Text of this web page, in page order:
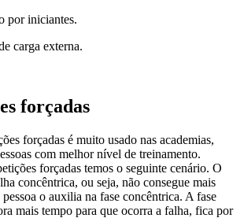
por iniciantes.
carga externa.
forçadas
forçadas é muito usado nas academias,
com melhor nível de treinamento.
forçadas temos o seguinte cenário. O
concêntrica, ou seja, não consegue mais
o auxilia na fase concêntrica. A fase
mais tempo para que ocorra a falha, fica por